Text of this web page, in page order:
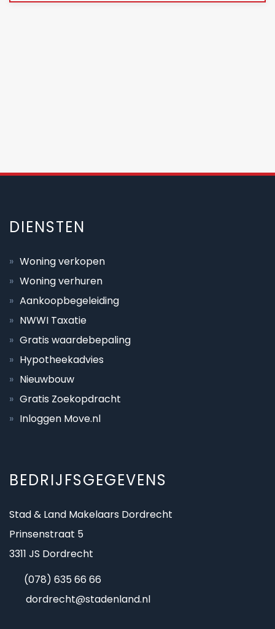
DIENSTEN
Woning verkopen
Woning verhuren
Aankoopbegeleiding
NWWI Taxatie
Gratis waardebepaling
Hypotheekadvies
Nieuwbouw
Gratis Zoekopdracht
Inloggen Move.nl
BEDRIJFSGEGEVENS
Stad & Land Makelaars Dordrecht
Prinsenstraat 5
3311 JS Dordrecht
(078) 635 66 66
dordrecht@stadenland.nl